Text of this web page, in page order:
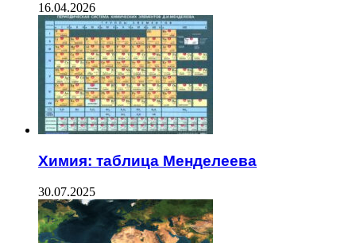
16.04.2026
Химия: таблица Менделеева
30.07.2025